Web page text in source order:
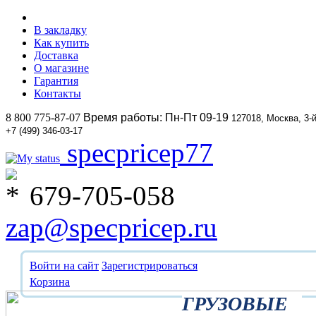
В закладку
Как купить
Доставка
О магазине
Гарантия
Контакты
8 800 775-87-07 Время работы: Пн-Пт 09-19 127018, Москва,
+7 (499) 346-03-17
specpricep77
679-705-058
zap@specpricep.ru
Войти на сайт Зарегистрироваться
Корзина
ГРУЗОВЫЕ